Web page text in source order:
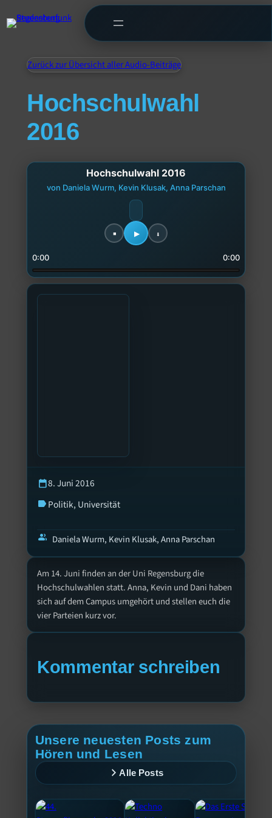
Zurück zur Übersicht aller Audio-Beiträge
Hochschulwahl
2016
Hochschulwahl 2016
von Daniela Wurm, Kevin Klusak, Anna Parschan
0:00 0:00
Am 14. Juni finden an der Uni Regensburg die
Hochschulwahlen statt. Anna, Kevin und Dani haben
sich auf dem Campus umgehört und stellen euch die
vier Parteien kurz vor.
Kommentar schreiben
calendar_today8. Juni 2016
labelPolitik, Universität
group Daniela Wurm, Kevin Klusak, Anna Parschan
Unsere neuesten Posts zum
Hören und Lesen
Alle Posts